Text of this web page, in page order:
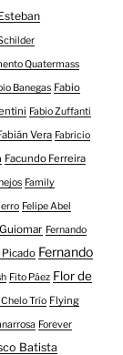
Quatermass
Banegas Fabio
Fabio Zuffanti
Vera Fabricio
Facundo Ferreira
Family
Felipe Abel
Fernando
Picado Fernando
Fito Páez Flor de
Trío Flying
Forever
Batista